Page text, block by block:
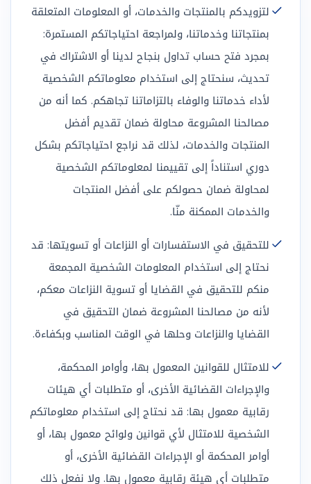
لتزويدكم بالمنتجات والخدمات، أو المعلومات المتعلقة
بمنتجاتنا وخدماتنا، ولمراجعة احتياجاتكم المستمرة:
بمجرد فتح حساب تداول بنجاح لدينا أو الاشتراك في
تحديث، سنحتاج إلى استخدام معلوماتكم الشخصية
لأداء خدماتنا والوفاء بالتزاماتنا تجاهكم. كما أنه من
مصالحنا المشروعة محاولة ضمان تقديم أفضل
المنتجات والخدمات، لذلك قد نراجع احتياجاتكم بشكل
دوري استناداً إلى تقييمنا لمعلوماتكم الشخصية
لمحاولة ضمان حصولكم على أفضل المنتجات
والخدمات الممكنة منّا.
للتحقيق في الاستفسارات أو النزاعات أو تسويتها: قد
نحتاج إلى استخدام المعلومات الشخصية المجمعة
منكم للتحقيق في القضايا أو تسوية النزاعات معكم،
لأنه من مصالحنا المشروعة ضمان التحقيق في
القضايا والنزاعات وحلها في الوقت المناسب وبكفاءة.
للامتثال للقوانين المعمول بها، وأوامر المحكمة،
والإجراءات القضائية الأخرى، أو متطلبات أي هيئات
رقابية معمول بها: قد نحتاج إلى استخدام معلوماتكم
الشخصية للامتثال لأي قوانين ولوائح معمول بها، أو
أوامر المحكمة أو الإجراءات القضائية الأخرى، أو
متطلبات أي هيئة رقابية معمول بها. ولا نفعل ذلك